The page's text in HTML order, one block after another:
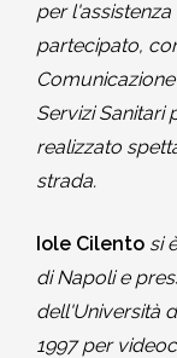
per
partecipato,
Servizi Sanitari
realizzato
strada.
Iole Cilento si
di Napoli e
dell'Università
1997 per